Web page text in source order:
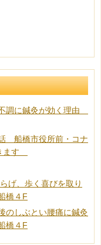
調に鍼灸が効く理由
船橋市役所前・コナ
ます
げ、歩く喜びを取り
橋４F
のしぶとい腰痛に鍼灸
橋４F